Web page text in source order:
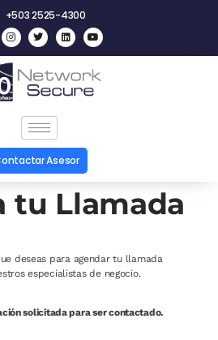
+503 2525-4300
Asesor
tu Llamada
deseas para agendar tu llamada
especialistas de negocio.
solicitada para ser contactado.